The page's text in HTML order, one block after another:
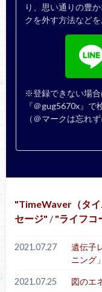
り、思い通りの豊
クを外す方法などを
※登録できない場合
『＠gug5670x』で
（＠マークは忘れず
TimeWaver（タイ
セージ / ライフコ
2021.07.27
遺伝子
ニング」
2021.07.25 図のエ